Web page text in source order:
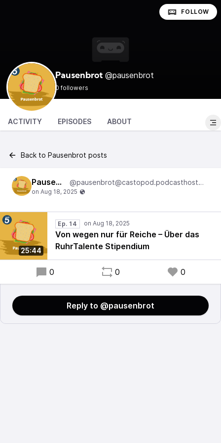
Pausenbrot @pausenbrot
0 followers
FOLLOW
ACTIVITY EPISODES ABOUT
Back to Pausenbrot posts
Pausenbrot @pausenbrot@castopod.podcasthostwuh.correctiv.net
25:44
Ep. 14
Von wegen nur für Reiche – Über das
RuhrTalente Stipendium
0 0 0
Reply to @pausenbrot